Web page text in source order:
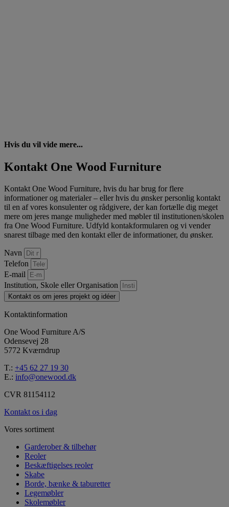
Hvis du vil vide mere...
Kontakt One Wood Furniture
Kontakt One Wood Furniture, hvis du har brug for flere
informationer og materialer – eller hvis du ønsker personlig kontakt
til en af vores konsulenter og rådgivere, der kan fortælle dig meget
mere om jeres mange muligheder med møbler til institutionen/skolen
fra One Wood Furniture. Udfyld kontakformularen og vi vender
snarest tilbage med den kontakt eller de informationer, du ønsker.
Navn
Telefon
E-mail
Institution, Skole eller Organisation
Kontakt os om jeres projekt og idéer
Kontaktinformation
One Wood Furniture A/S
Odensevej 28
5772 Kværndrup
T.: +45 62 27 19 30
E.: info@onewood.dk
CVR 81154112
Kontakt os i dag
Vores sortiment
Garderober & tilbehør
Reoler
Beskæftigelses reoler
Skabe
Borde, bænke & taburetter
Legemøbler
Skolemøbler